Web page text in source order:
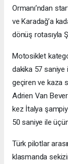
Ormanı’ndan
ve Karadağ’a
dönüş rotasıyla
Motosiklet
dakika 57 saniye
geçiren ve kaza
Adrien Van
kez İtalya
50 saniye ile
Türk pilotlar
klasmanda